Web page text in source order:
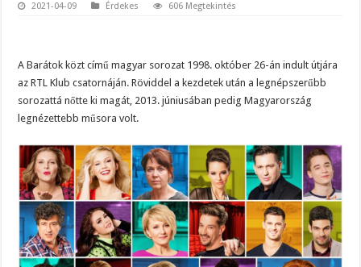
2021-04-09 Érdekes 606 Megtekintés
A Barátok közt című magyar sorozat 1998. október 26-án indult útjára
az RTL Klub csatornáján. Röviddel a kezdetek után a legnépszerűbb
sorozattá nőtte ki magát, 2013. júniusában pedig Magyarország
legnézettebb műsora volt.